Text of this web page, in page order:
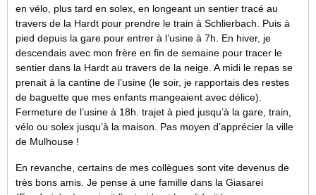
en vélo, plus tard en solex, en longeant un sentier tracé au
travers de la Hardt pour prendre le train à Schlierbach. Puis à
pied depuis la gare pour entrer à l’usine à 7h. En hiver, je
descendais avec mon frère en fin de semaine pour tracer le
sentier dans la Hardt au travers de la neige. A midi le repas se
prenait à la cantine de l’usine (le soir, je rapportais des restes
de baguette que mes enfants mangeaient avec délice).
Fermeture de l’usine à 18h. trajet à pied jusqu’à la gare, train,
vélo ou solex jusqu’à la maison. Pas moyen d’apprécier la ville
de Mulhouse !
En revanche, certains de mes collègues sont vite devenus de
très bons amis. Je pense à une famille dans la Giasarei